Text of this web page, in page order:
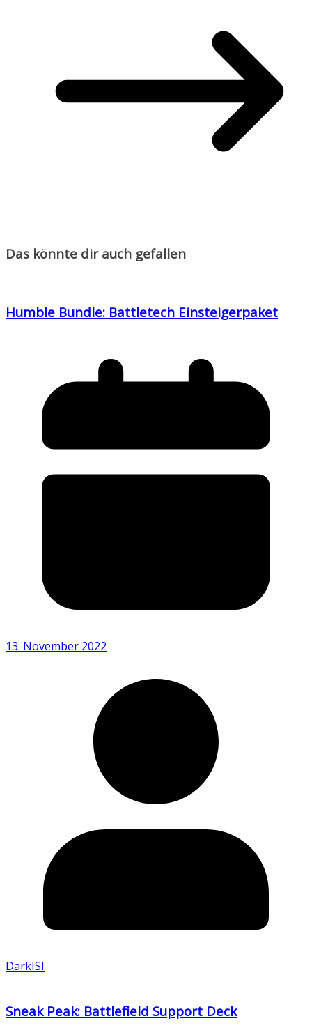
Das könnte dir auch gefallen
Humble Bundle: Battletech Einsteigerpaket
13. November 2022
DarkISI
Sneak Peak: Battlefield Support Deck